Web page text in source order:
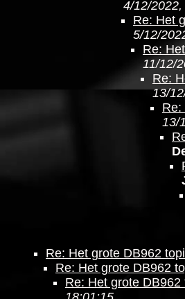
4/12/
Re: Het
5/12/
Re:
11/12/
Re:
13/
Re:
13/
Re: Het grote DB962
Re: Het grote DB962
Re: Het grote